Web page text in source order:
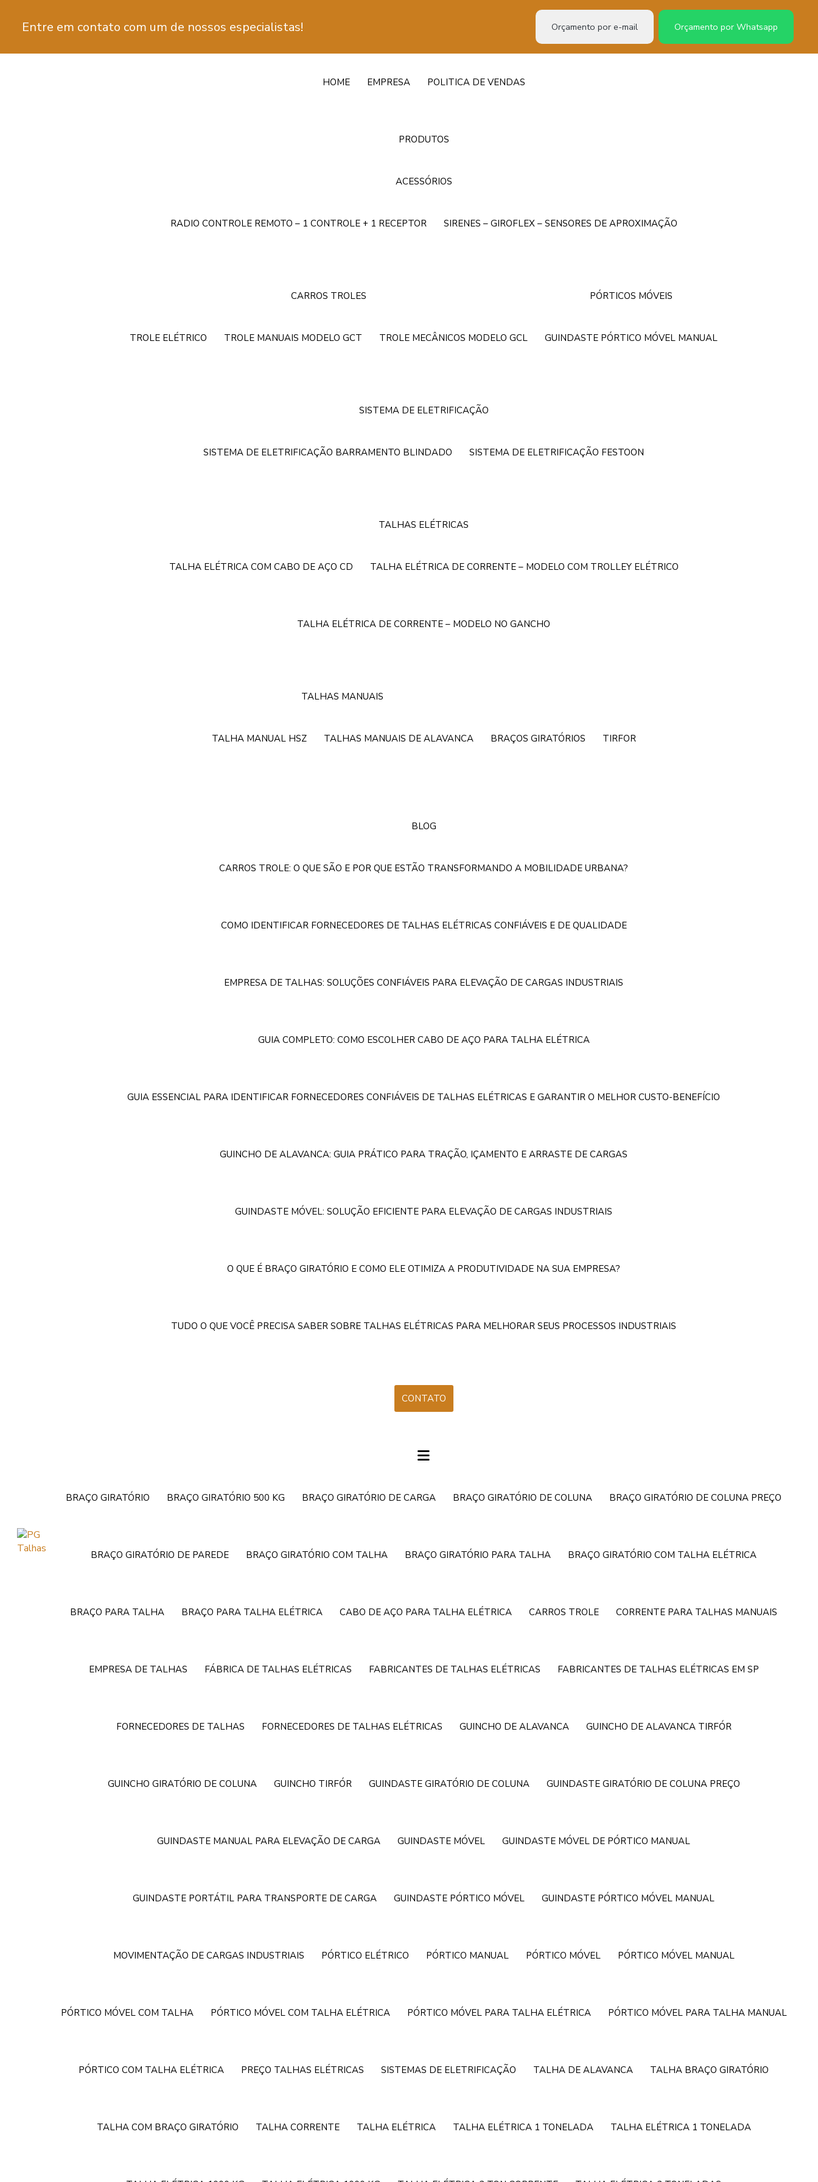
Entre em contato com um de nossos especialistas! Orçamento por e-mail Orçamento por Whatsapp
HOME EMPRESA POLITICA DE VENDAS
PRODUTOS
ACESSÓRIOS
RADIO CONTROLE REMOTO – 1 CONTROLE + 1 RECEPTOR SIRENES – GIROFLEX – SENSORES DE APROXIMAÇÃO
CARROS TROLES
TROLE ELÉTRICO TROLE MANUAIS MODELO GCT TROLE MECÂNICOS MODELO GCL
PÓRTICOS MÓVEIS
GUINDASTE PÓRTICO MÓVEL MANUAL
SISTEMA DE ELETRIFICAÇÃO
SISTEMA DE ELETRIFICAÇÃO BARRAMENTO BLINDADO SISTEMA DE ELETRIFICAÇÃO FESTOON
TALHAS ELÉTRICAS
TALHA ELÉTRICA COM CABO DE AÇO CD TALHA ELÉTRICA DE CORRENTE – MODELO COM TROLLEY ELÉTRICO
TALHA ELÉTRICA DE CORRENTE – MODELO NO GANCHO
TALHAS MANUAIS
TALHA MANUAL HSZ TALHAS MANUAIS DE ALAVANCA BRAÇOS GIRATÓRIOS TIRFOR
BLOG
CARROS TROLE: O QUE SÃO E POR QUE ESTÃO TRANSFORMANDO A MOBILIDADE URBANA?
COMO IDENTIFICAR FORNECEDORES DE TALHAS ELÉTRICAS CONFIÁVEIS E DE QUALIDADE
EMPRESA DE TALHAS: SOLUÇÕES CONFIÁVEIS PARA ELEVAÇÃO DE CARGAS INDUSTRIAIS
GUIA COMPLETO: COMO ESCOLHER CABO DE AÇO PARA TALHA ELÉTRICA
GUIA ESSENCIAL PARA IDENTIFICAR FORNECEDORES CONFIÁVEIS DE TALHAS ELÉTRICAS E GARANTIR O MELHOR CUSTO-BENEFÍCIO
GUINCHO DE ALAVANCA: GUIA PRÁTICO PARA TRAÇÃO, IÇAMENTO E ARRASTE DE CARGAS
GUINDASTE MÓVEL: SOLUÇÃO EFICIENTE PARA ELEVAÇÃO DE CARGAS INDUSTRIAIS
O QUE É BRAÇO GIRATÓRIO E COMO ELE OTIMIZA A PRODUTIVIDADE NA SUA EMPRESA?
TUDO O QUE VOCÊ PRECISA SABER SOBRE TALHAS ELÉTRICAS PARA MELHORAR SEUS PROCESSOS INDUSTRIAIS
CONTATO
BRAÇO GIRATÓRIO BRAÇO GIRATÓRIO 500 KG BRAÇO GIRATÓRIO DE CARGA BRAÇO GIRATÓRIO DE COLUNA BRAÇO GIRATÓRIO DE COLUNA PREÇO
BRAÇO GIRATÓRIO DE PAREDE BRAÇO GIRATÓRIO COM TALHA BRAÇO GIRATÓRIO PARA TALHA BRAÇO GIRATÓRIO COM TALHA ELÉTRICA
BRAÇO PARA TALHA BRAÇO PARA TALHA ELÉTRICA CABO DE AÇO PARA TALHA ELÉTRICA CARROS TROLE CORRENTE PARA TALHAS MANUAIS
EMPRESA DE TALHAS FÁBRICA DE TALHAS ELÉTRICAS FABRICANTES DE TALHAS ELÉTRICAS FABRICANTES DE TALHAS ELÉTRICAS EM SP
FORNECEDORES DE TALHAS FORNECEDORES DE TALHAS ELÉTRICAS GUINCHO DE ALAVANCA GUINCHO DE ALAVANCA TIRFÓR
GUINCHO GIRATÓRIO DE COLUNA GUINCHO TIRFÓR GUINDASTE GIRATÓRIO DE COLUNA GUINDASTE GIRATÓRIO DE COLUNA PREÇO
GUINDASTE MANUAL PARA ELEVAÇÃO DE CARGA GUINDASTE MÓVEL GUINDASTE MÓVEL DE PÓRTICO MANUAL
GUINDASTE PORTÁTIL PARA TRANSPORTE DE CARGA GUINDASTE PÓRTICO MÓVEL GUINDASTE PÓRTICO MÓVEL MANUAL
MOVIMENTAÇÃO DE CARGAS INDUSTRIAIS PÓRTICO ELÉTRICO PÓRTICO MANUAL PÓRTICO MÓVEL PÓRTICO MÓVEL MANUAL
PÓRTICO MÓVEL COM TALHA PÓRTICO MÓVEL COM TALHA ELÉTRICA PÓRTICO MÓVEL PARA TALHA ELÉTRICA PÓRTICO MÓVEL PARA TALHA MANUAL
PÓRTICO COM TALHA ELÉTRICA PREÇO TALHAS ELÉTRICAS SISTEMAS DE ELETRIFICAÇÃO TALHA DE ALAVANCA TALHA BRAÇO GIRATÓRIO
TALHA COM BRAÇO GIRATÓRIO TALHA CORRENTE TALHA ELÉTRICA TALHA ELÉTRICA 1 TONELADA TALHA ELÉTRICA 1 TONELADA